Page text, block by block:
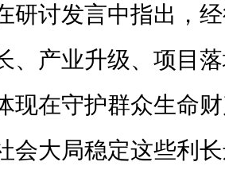
讨发言中指出，经
、产业升级、项目
现在守护群众生命
会大局稳定这些利